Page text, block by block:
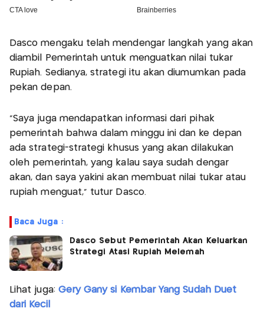
Dasco mengaku telah mendengar langkah yang akan
diambil Pemerintah untuk menguatkan nilai tukar
Rupiah. Sedianya, strategi itu akan diumumkan pada
pekan depan.
"Saya juga mendapatkan informasi dari pihak
pemerintah bahwa dalam minggu ini dan ke depan
ada strategi-strategi khusus yang akan dilakukan
oleh pemerintah, yang kalau saya sudah dengar
akan, dan saya yakini akan membuat nilai tukar atau
rupiah menguat," tutur Dasco.
Baca Juga :
Dasco Sebut Pemerintah Akan Keluarkan
Strategi Atasi Rupiah Melemah
Lihat juga: Gery Gany si Kembar Yang Sudah Duet
dari Kecil